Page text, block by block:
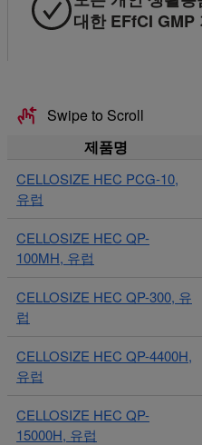
대한 EFfCI GMP
Swipe to Scroll
제품명
CELLOSIZE HEC PCG-10,
유럽
CELLOSIZE HEC QP-
100MH, 유럽
CELLOSIZE HEC QP-300, 유
럽
CELLOSIZE HEC QP-4400H,
유럽
CELLOSIZE HEC QP-
15000H, 유럽